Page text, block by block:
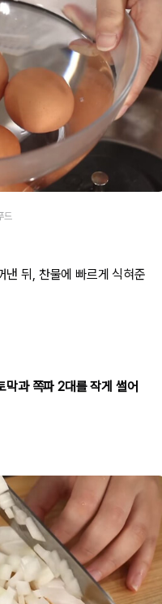
드
뒤, 찬물에 빠르게 식혀준
과 쪽파 2대를 작게 썰어